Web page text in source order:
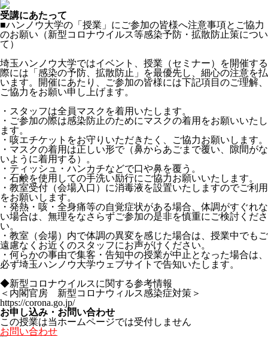
受講にあたって
■ハンノウ大学の「授業」にご参加の皆様へ注意事項とご協力
のお願い（新型コロナウイルス等感染予防・拡散防止策につい
て）
埼玉ハンノウ大学ではイベント、授業（セミナー）を開催する
際には「感染の予防、拡散防止」を最優先し、細心の注意を払
います。開催にあたり、ご参加の皆様には下記項目のご理解、
ご協力をお願い申し上げます。
・スタッフは全員マスクを着用いたします。
・ご参加の際は感染防止のためにマスクの着用をお願いいたし
ます。
・咳エチケットをお守りいただきたく、ご協力お願いします。
・マスクの着用は正しい形で（鼻からあごまで覆い、隙間がな
いように着用する）。
・ティッシュ・ハンカチなどで口や鼻を覆う。
・石鹸を使用しての手洗い励行にご協力お願いいたします。
・教室受付（会場入口）に消毒液を設置いたしますのでご利用
をお願いします。
・発熱・咳・全身痛等の自覚症状がある場合、体調がすぐれな
い場合は、無理をなさらずご参加の是非を慎重にご検討くださ
い。
・教室（会場）内で体調の異変を感じた場合は、授業中でもご
遠慮なくお近くのスタッフにお声がけください。
・何らかの事由で集客・告知中の授業が中止となった場合は、
必ず埼玉ハンノウ大学ウェブサイトで告知いたします。
◆新型コロナウイルスに関する参考情報
＜内閣官房 新型コロナウィルス感染症対策＞
https://corona.go.jp/
お申し込み・お問い合わせ
この授業は当ホームページでは受付しません
お問い合わせ